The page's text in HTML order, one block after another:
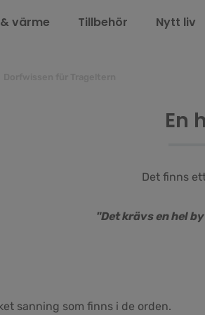
värme Tillbehör Nytt liv
En
Det finns
"Det krävs en hel
sanning som finns i de orden.